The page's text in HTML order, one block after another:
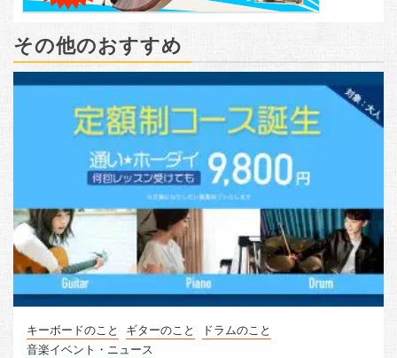
その他のおすすめ
キーボードのこと ギターのこと
ドラムのこと
音楽イベント・ニュース